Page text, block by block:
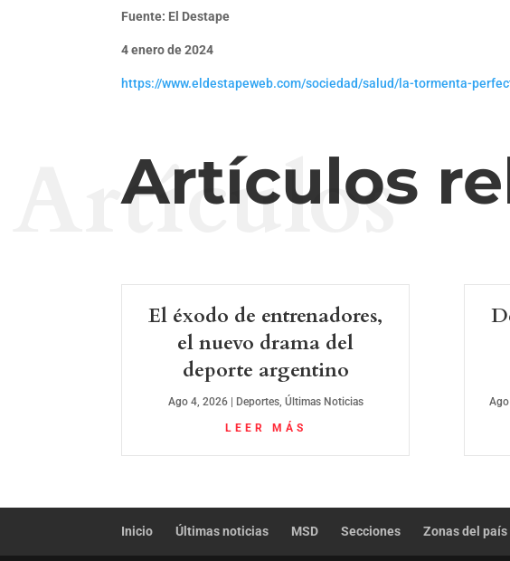
Fuente: El Destape
4 enero de 2024
https://www.eldestapeweb.com/sociedad/salud/la-tormenta-
Artículos
Artículos
El éxodo de entrenadores,
el nuevo drama del
deporte argentino
Ago 4, 2026| Deportes, Últimas Noticias
LEER MÁS
Inicio Últimas noticias MSD Secciones Zonas del país